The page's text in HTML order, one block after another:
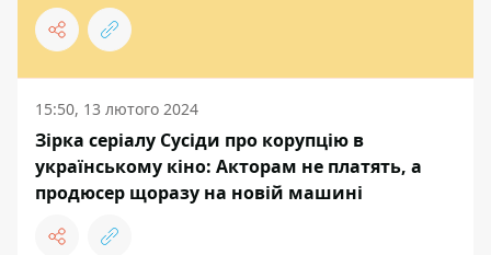
15:50, 13 лютого 2024
Зірка серіалу Сусіди про корупцію в
українському кіно: Акторам не платять, а
продюсер щоразу на новій машині